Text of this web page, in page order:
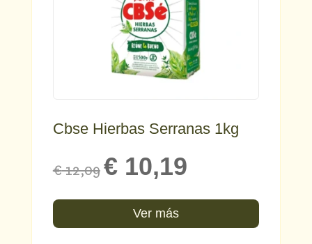
Cbse Hierbas Serranas 1kg
€12,09
Original
was:
€ 12,09.
€10,19Current
€ 10,19.
Ver más